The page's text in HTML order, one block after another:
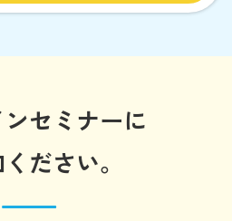
セミナーに
ださい。